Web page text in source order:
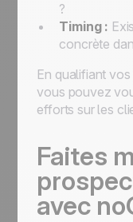
?
Timing :
concrète
En qualifiant
vous pouvez
efforts sur les
Faites
avec